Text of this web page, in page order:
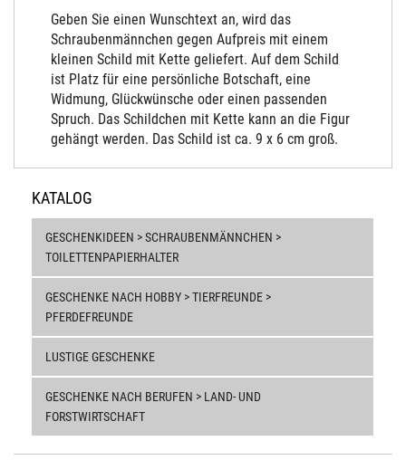
Geben Sie einen Wunschtext an, wird das
Schraubenmännchen gegen Aufpreis mit einem
kleinen Schild mit Kette geliefert. Auf dem Schild
ist Platz für eine persönliche Botschaft, eine
Widmung, Glückwünsche oder einen passenden
Spruch. Das Schildchen mit Kette kann an die Figur
gehängt werden. Das Schild ist ca. 9 x 6 cm groß.
KATALOG
GESCHENKIDEEN > SCHRAUBENMÄNNCHEN >
TOILETTENPAPIERHALTER
GESCHENKE NACH HOBBY > TIERFREUNDE >
PFERDEFREUNDE
LUSTIGE GESCHENKE
GESCHENKE NACH BERUFEN > LAND- UND
FORSTWIRTSCHAFT